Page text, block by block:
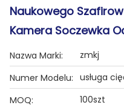
Naukowego
Kamera Soczewka
Nazwa Marki:
zmkj
Numer Modelu: usługa
MOQ:
100szt